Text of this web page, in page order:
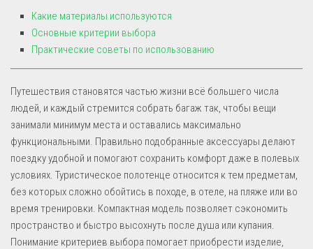
Какие материалы используются
Основные критерии выбора
Практические советы по использованию
Путешествия становятся частью жизни всё большего числа
людей, и каждый стремится собрать багаж так, чтобы вещи
занимали минимум места и оставались максимально
функциональными. Правильно подобранные аксессуары делают
поездку удобной и помогают сохранить комфорт даже в полевых
условиях. Туристическое полотенце относится к тем предметам,
без которых сложно обойтись в походе, в отеле, на пляже или во
время тренировки. Компактная модель позволяет сэкономить
пространство и быстро высохнуть после душа или купания.
Понимание критериев выбора помогает приобрести изделие,